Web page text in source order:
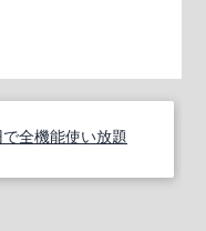
全機能使い放題